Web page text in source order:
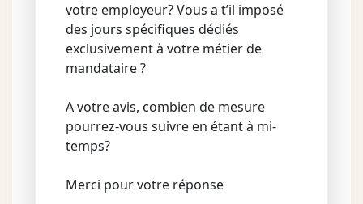
votre employeur? Vous a t’il imposé
des jours spécifiques dédiés
exclusivement à votre métier de
mandataire ?
A votre avis, combien de mesure
pourrez-vous suivre en étant à mi-
temps?
Merci pour votre réponse